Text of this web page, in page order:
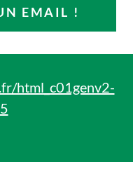
EMAIL !
html_c01genv2-